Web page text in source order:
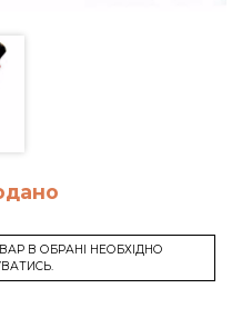
В ОБРАНІ НЕОБХІДНО